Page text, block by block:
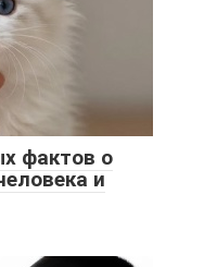
фактов о
и